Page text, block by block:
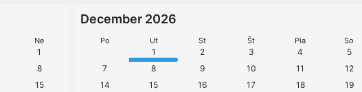
Ne
1
8
15
December 2026
Po Ut St Št Pia So
1 2 3 4 5
7
8 9 10 11 12
14
15 16 17 18 19